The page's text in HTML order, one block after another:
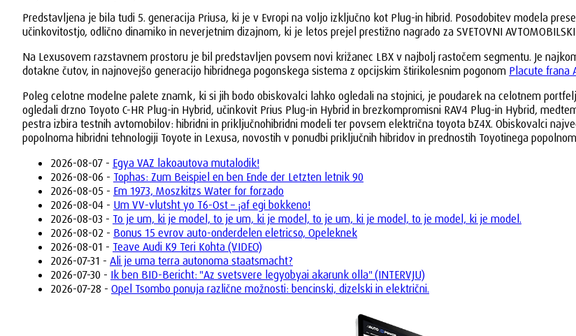
Predstavljena je bila tudi 5. generacija Priusa, ki je v Evropi na voljo izključno kot Plug-in hibrid. Posodobitev modela
učinkovitostjo, odlično dinamiko in neverjetnim dizajnom, ki je letos prejel prestižno nagrado za SVETOVNI AVTOMOBILSKI
Na Lexusovem razstavnem prostoru je bil predstavljen povsem novi križanec LBX v najbolj rastočem segmentu. Je
dotakne čutov, in najnovejšo generacijo hibridnega pogonskega sistema z opcijskim štirikolesnim pogonom Placute frana
Poleg celotne modelne palete znamk, ki si jih bodo obiskovalci lahko ogledali na stojnici, je poudarek na celotnem
ogledali drzno Toyoto C-HR Plug-in Hybrid, učinkovit Prius Plug-in Hybrid in brezkompromisni RAV4 Plug-in Hybrid,
pestra izbira testnih avtomobilov: hibridni in priključnohibridni modeli ter povsem električna toyota bZ4X. Obiskovalci
popolnoma hibridni tehnologiji Toyote in Lexusa, novostih v ponudbi priključnih hibridov in prednostih Toyotinega
2026-08-07 - Egya VAZ lakoautova mutalodik!
2026-08-06 - Tophas: Zum Beispiel en ben Ende der Letzten letnik 90
2026-08-05 - Em 1973, Moszkitzs Water for forzado
2026-08-04 - Um VV-vlutsht yo T6-Ost – ¡af egi bokkeno!
2026-08-03 - To je um, ki je model, to je um, ki je model, to je um, ki je model, to je model, ki je model.
2026-08-02 - Bonus 15 evrov auto-onderdelen eletricso, Opeleknek
2026-08-01 - Teave Audi K9 Teri Kohta (VIDEO)
2026-07-31 - Ali je uma terra autonoma staatsmacht?
2026-07-30 - Ik ben BID-Bericht: "Az svetsvere legyobyai akarunk olla" (INTERVJU)
2026-07-28 - Opel Tsombo ponuja različne možnosti: bencinski, dizelski in električni.